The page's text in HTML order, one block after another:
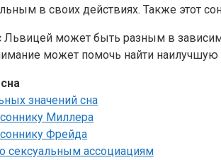
в своих действиях. Также этот
Львицей может быть разным в
может помочь найти
значений сна
Миллера
Фрейда
сексуальным ассоциациям